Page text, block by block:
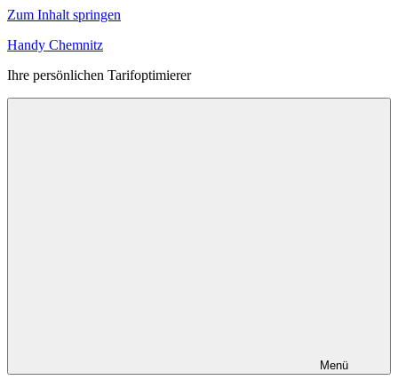
Zum Inhalt springen
Handy Chemnitz
Ihre persönlichen Tarifoptimierer
Menü